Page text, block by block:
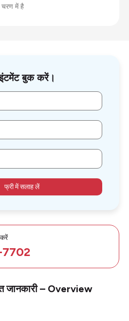
चरण में है
जानकारी – Overview
बुक करें।
फ्री में सलाह लें